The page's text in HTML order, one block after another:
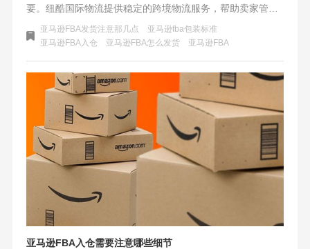
要。纽酷国际物流提供稳定的跨境物流服务，帮助卖家管理
库存、遵守包装规定、正确贴附标签，并处理滞销库存。通
过合作，卖家可享受高效的物流体验，确保商品安全、准时
亚马逊FBA发货注意那几点
亚马逊fba包装标准
亚马逊FBA入仓
亚马逊FBA怎么发货 ​亚马逊FBA
亚马逊FBA入仓需要注意哪些细节